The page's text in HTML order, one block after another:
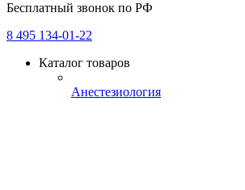
Бесплатный звонок по РФ
8 495 134-01-22
Каталог товаров
Анестезиология